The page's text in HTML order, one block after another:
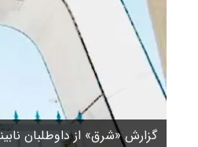
گزارش «شرق» از داوطلبان